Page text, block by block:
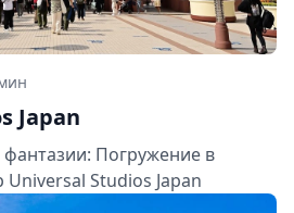
Japan
Погружение в
Studios Japan